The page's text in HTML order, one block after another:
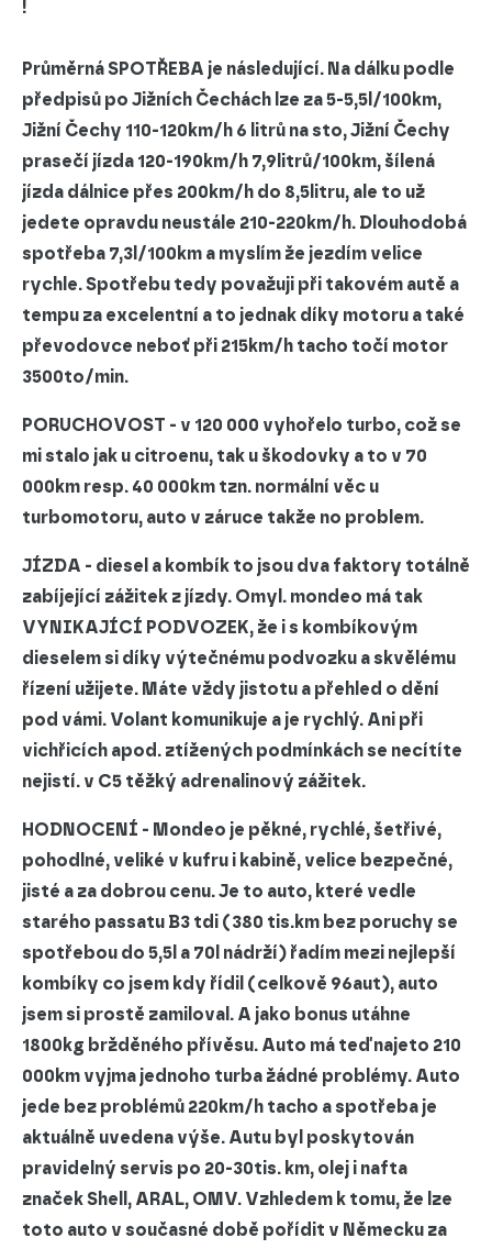
!
PrůměrnáSPOTŘEBA je následující. Na dálku podle
předpisů po Jižních Čechách lze za5-5,5l/100km,
Jižní Čechy 110-120km/h 6 litrů na sto, Jižní Čechy
prasečí jízda 120-190km/h 7,9litrů/100km, šílená
jízda dálnice přes 200km/h do 8,5litru, ale to už
jedete opravdu neustále 210-220km/h. Dlouhodobá
spotřeba 7,3l/100km a myslím že jezdím velice
rychle.Spotřebu tedy považuji při takovém autě a
tempu za excelentní a to jednak díky motoru a také
převodovce neboť při 215km/h tacho točí motor
3500to/min.
PORUCHOVOST - v 120 000 vyhořelo turbo, což se
mi stalo jak u citroenu, tak u škodovky a to v 70
000km resp. 40 000km tzn. normální věc u
turbomotoru, auto v záruce takže no problem.
JÍZDA - diesel a kombík to jsou dva faktory totálně
zabíjející zážitek z jízdy. Omyl. mondeo má tak
VYNIKAJÍCÍ PODVOZEK, že i s kombíkovým
dieselem si díky výtečnému podvozku a skvělému
řízení užijete. Máte vždy jistotu a přehled o dění
pod vámi. Volant komunikuje a je rychlý. Ani při
vichřicích apod. ztížených podmínkách se necítíte
nejistí. v C5 těžký adrenalinový zážitek.
HODNOCENÍ - Mondeo je pěkné, rychlé, šetřivé,
pohodlné, veliké v kufru i kabině, velice bezpečné,
jisté a za dobrou cenu. Je to auto, které vedle
starého passatu B3 tdi (380 tis.km bez poruchy se
spotřebou do 5,5l a 70l nádrží) řadím mezi nejlepší
kombíky co jsem kdy řídil (celkově 96aut), auto
jsem si prostě zamiloval. A jako bonus utáhne
1800kg bržděného přívěsu. Auto má teď najeto 210
000km vyjma jednoho turba žádné problémy. Auto
jede bez problémů 220km/h tacho a spotřeba je
aktuálně uvedena výše. Autu byl poskytován
pravidelný servis po 20-30tis. km, olej i nafta
značek Shell, ARAL, OMV. Vzhledem k tomu, že lze
toto auto v současné době pořídit v Německu za